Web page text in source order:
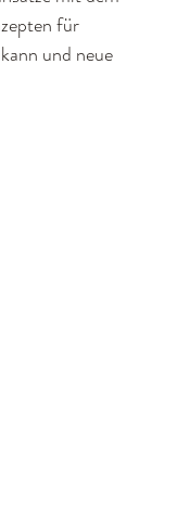
für
und neue